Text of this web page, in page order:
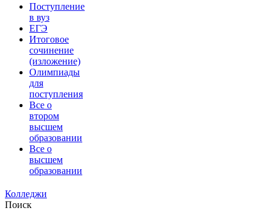
Поступление
в вуз
ЕГЭ
Итоговое
сочинение
(изложение)
Олимпиады
для
поступления
Все о
втором
высшем
образовании
Все о
высшем
образовании
Колледжи
Поиск